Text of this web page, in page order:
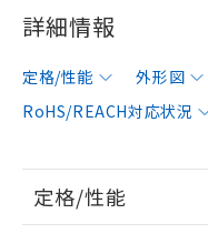
詳細情報
定格/性能 外形図
RoHS/REACH対応状況
定格/性能